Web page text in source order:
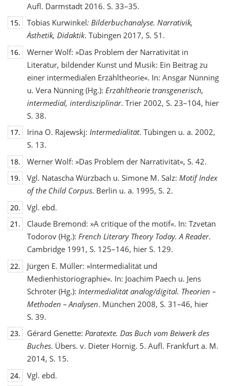
Aufl. Darmstadt 2016. S. 33–35.
15. Tobias Kurwinkel: Bilderbuchanalyse. Narrativik,
Ästhetik, Didaktik. Tübingen 2017, S. 51.
16.
Werner Wolf: »Das Problem der Narrativität in
Literatur, bildender Kunst und Musik: Ein Beitrag zu
einer intermedialen Erzähltheorie«. In: Ansgar Nünning
u. Vera Nünning (Hg.): Erzähltheorie transgenerisch,
intermedial, interdisziplinär. Trier 2002, S. 23–104, hier
S. 38.
17. Irina O. Rajewskj: Intermedialität. Tübingen u. a. 2002,
S. 13.
18. Werner Wolf: »Das Problem der Narrativität«, S. 42.
19. Vgl. Natascha Würzbach u. Simone M. Salz: Motif Index
of the Child Corpus. Berlin u. a. 1995, S. 2.
20. Vgl. ebd.
21.
Claude Bremond: »A critique of the motif«. In: Tzvetan
Todorov (Hg.): French Literary Theory Today. A Reader.
Cambridge 1991, S. 125–146, hier S. 129.
22.
Jürgen E. Müller: »Intermedialität und
Medienhistoriographie«. In: Joachim Paech u. Jens
Schröter (Hg.): Intermedialität analog/digital. Theorien –
Methoden – Analysen. München 2008, S. 31–46, hier
S. 39.
23. Gérard Genette: Paratexte. Das Buch vom Beiwerk des
Buches. Übers. v. Dieter Hornig. 5. Aufl. Frankfurt a. M.
2014, S. 15.
24. Vgl. ebd.